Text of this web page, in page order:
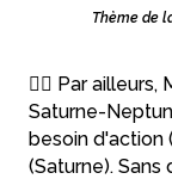
Thème de
🤷‍♀️ Par
Saturne-
besoin d'action
(Saturne).